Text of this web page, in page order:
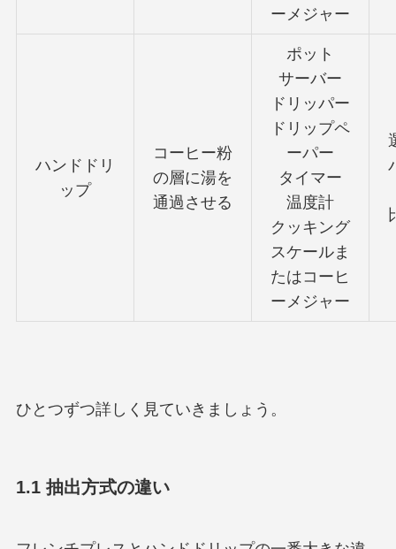
ーメジャー
ハンドドリ
ップ
コーヒー粉
の層に湯を
通過させる
ポット
サーバー
ドリッパー
ドリップペ
ーパー
タイマー
温度計
クッキング
スケールま
たはコーヒ
ーメジャー
ひとつずつ詳しく見ていきましょう。
1.1 抽出方式の違い